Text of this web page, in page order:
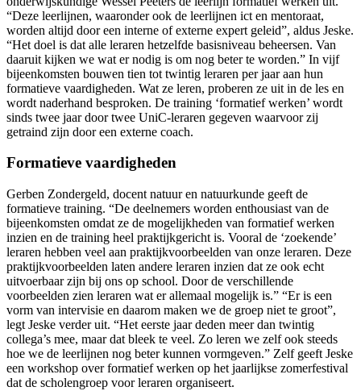
“Deze leerlijnen, waaronder ook de leerlijnen ict en mentoraat,
worden altijd door een interne of externe expert geleid”, aldus Jeske.
“Het doel is dat alle leraren hetzelfde basisniveau beheersen. Van
daaruit kijken we wat er nodig is om nog beter te worden.” In vijf
bijeenkomsten bouwen tien tot twintig leraren per jaar aan hun
formatieve vaardigheden. Wat ze leren, proberen ze uit in de les en
wordt naderhand besproken. De training ‘formatief werken’ wordt
sinds twee jaar door twee UniC-leraren gegeven waarvoor zij
getraind zijn door een externe coach.
Formatieve vaardigheden
Gerben Zondergeld, docent natuur en natuurkunde geeft de
formatieve training. “De deelnemers worden enthousiast van de
bijeenkomsten omdat ze de mogelijkheden van formatief werken
inzien en de training heel praktijkgericht is. Vooral de ‘zoekende’
leraren hebben veel aan praktijkvoorbeelden van onze leraren. Deze
praktijkvoorbeelden laten andere leraren inzien dat ze ook echt
uitvoerbaar zijn bij ons op school. Door de verschillende
voorbeelden zien leraren wat er allemaal mogelijk is.” “Er is een
vorm van intervisie en daarom maken we de groep niet te groot”,
legt Jeske verder uit. “Het eerste jaar deden meer dan twintig
collega’s mee, maar dat bleek te veel. Zo leren we zelf ook steeds
hoe we de leerlijnen nog beter kunnen vormgeven.” Zelf geeft Jeske
een workshop over formatief werken op het jaarlijkse zomerfestival
dat de scholengroep voor leraren organiseert.